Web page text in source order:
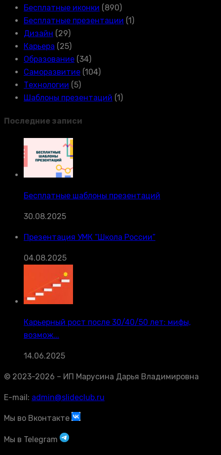
Бесплатные иконки (890)
Бесплатные презентации (1)
Дизайн (29)
Карьера (25)
Образование (34)
Саморазвитие (104)
Технологии (5)
Шаблоны презентаций (1)
Последние записи
Бесплатные шаблоны презентаций
30.08.2025
Презентация УМК “Школа России”
04.08.2025
Карьерный рост после 30/40/50 лет: мифы,
возмож...
14.06.2025
© 2023-2026 – ИП Марусина Дарья Владимировна
E-mail: admin@slideclub.ru
Мы во Вконтакте
Мы в Telegram